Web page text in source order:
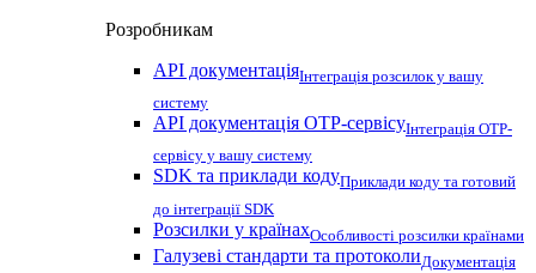
Розробникам
API документаціяІнтеграція розсилок у вашу
систему
API документація OTP-сервісуІнтеграція OTP-
сервісу у вашу систему
SDK та приклади кодуПриклади коду та готовий
до інтеграції SDK
Розсилки у країнахОсобливості розсилки країнами
Галузеві стандарти та протоколиДокументація